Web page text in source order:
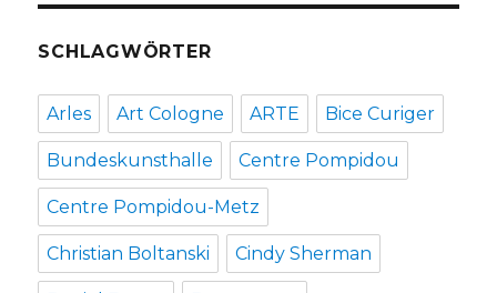
SCHLAGWÖRTER
Arles Art Cologne ARTE Bice Curiger
Bundeskunsthalle Centre Pompidou
Centre Pompidou-Metz
Christian Boltanski Cindy Sherman